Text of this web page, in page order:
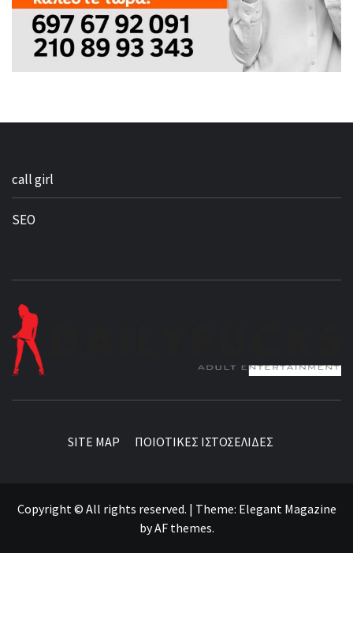
call girl
SEO
SITE MAP ΠΟΙΟΤΙΚΕΣ ΙΣΤΟΣΕΛΙΔΕΣ
Copyright © All rights reserved. | Theme: Elegant Magazine
byAF themes.